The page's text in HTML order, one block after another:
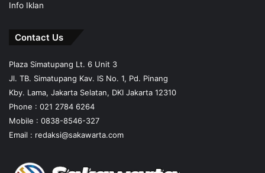
Info Iklan
Contact Us
Plaza Simatupang Lt. 6 Unit 3
Jl. TB. Simatupang Kav. IS No. 1, Pd. Pinang
Kby. Lama, Jakarta Selatan, DKI Jakarta 12310
Phone : 021 2784 6264
Mobile : 0838-8546-327
Email : redaksi@sakawarta.com